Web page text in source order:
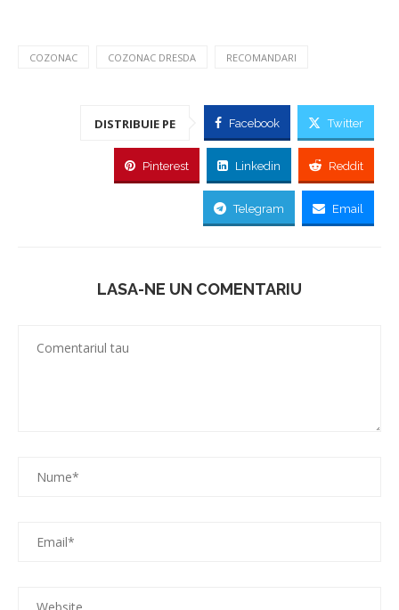
COZONAC COZONAC DRESDA RECOMANDARI
DISTRIBUIE PE Facebook Twitter
Pinterest Linkedin Reddit
Telegram Email
LASA-NE UN COMENTARIU